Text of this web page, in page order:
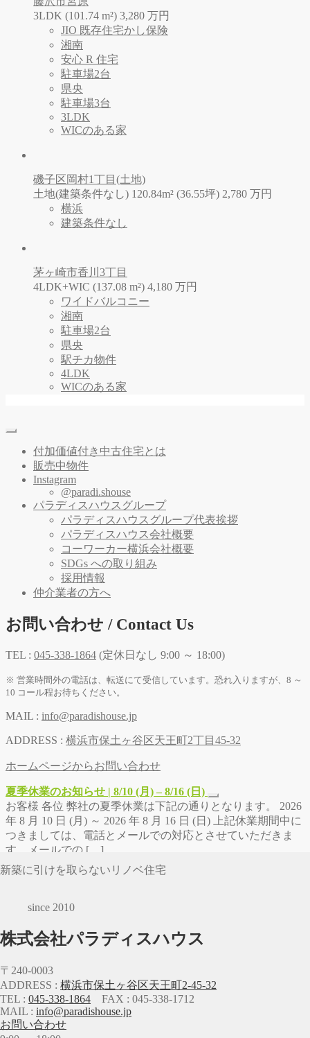
3LDK (101.74 m²) 3,280 万円
JIO 既存住宅かし保険
湘南
安心 R 住宅
駐車場2台
県央
駐車場3台
3LDK
WICのある家
磯子区岡村1丁目(土地)
土地(建築条件なし) 120.84m² (36.55坪) 2,780 万円
横浜
建築条件なし
茅ヶ崎市香川3丁目
4LDK+WIC (137.08 m²) 4,180 万円
ワイドバルコニー
湘南
駐車場2台
県央
駅チカ物件
4LDK
WICのある家
新築に引けを取らないリノベ住宅
since 2010
株式会社パラディスハウス
〒240-0003
ADDRESS : 横浜市保土ヶ谷区天王町2-45-32
TEL : 045-338-1864 FAX : 045-338-1712
MAIL : info@paradishouse.jp
お問い合わせ
付加価値付き中古住宅とは
販売中物件
Instagram
@paradi.shouse
パラディスハウスグループ
パラディスハウスグループ代表挨拶
パラディスハウス会社概要
コーワーカー横浜会社概要
SDGs への取り組み
採用情報
仲介業者の方へ
お問い合わせ / Contact Us
TEL : 045-338-1864 (定休日なし 9:00 ～ 18:00)
※ 営業時間外の電話は、転送にて受信しています。恐れ入りますが、8 ～
10 コール程お待ちください。
MAIL : info@paradishouse.jp
ADDRESS : 横浜市保土ヶ谷区天王町2丁目45-32
ホームページからお問い合わせ
夏季休業のお知らせ | 8/10 (月) – 8/16 (日)
お客様 各位 弊社の夏季休業は下記の通りとなります。 2026
年 8 月 10 日 (月) ～ 2026 年 8 月 16 日 (日) 上記休業期間中に
つきましては、電話とメールでの対応とさせていただきま
す。メールでの […]